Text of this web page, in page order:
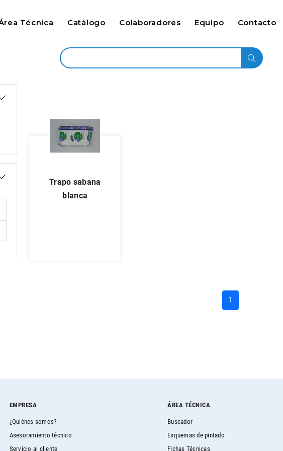
Técnica Catálogo Colaboradores Equipo Contacto
trapo sabana
blanca
1
EMPRESA
¿Quiénes somos?
Asesoramiento técnico
Servicio al cliente
ÁREA TÉCNICA
Buscador
Esquemas de pintado
Fichas Técnicas